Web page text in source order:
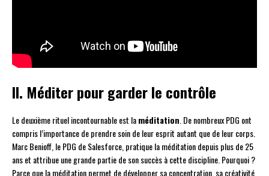
II. Méditer pour garder le contrôle
Le deuxième rituel incontournable est laméditation. De nombreux PDG ont
compris l’importance de prendre soin de leur esprit autant que de leur corps.
Marc Benioff, le PDG de Salesforce, pratique la méditation depuis plus de 25
ans et attribue une grande partie de son succès à cette discipline. Pourquoi ?
Parce que la méditation permet de développer sa concentration, sa créativité